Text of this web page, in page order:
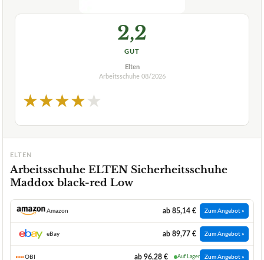
2,2
GUT
Elten
Arbeitsschuhe 08/2026
★★★★★
ELTEN
Arbeitsschuhe ELTEN Sicherheitsschuhe
Maddox black-red Low
Amazon ab 85,14 € Zum Angebot »
eBay ab 89,77 € Zum Angebot »
OBI ab 96,28 € Auf Lager Zum Angebot »